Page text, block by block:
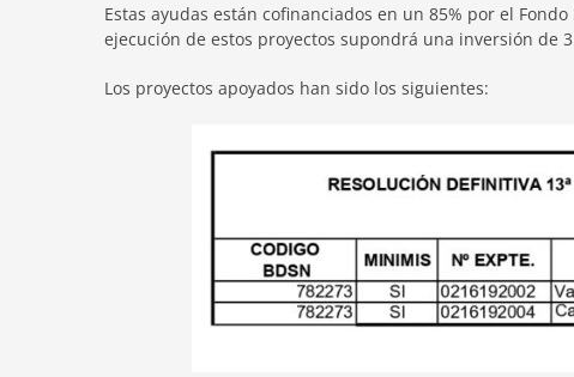
Estas ayudas están cofinanciados en un 85% por el
ejecución de estos proyectos supondrá una inversión de
Los proyectos apoyados han sido los siguientes: